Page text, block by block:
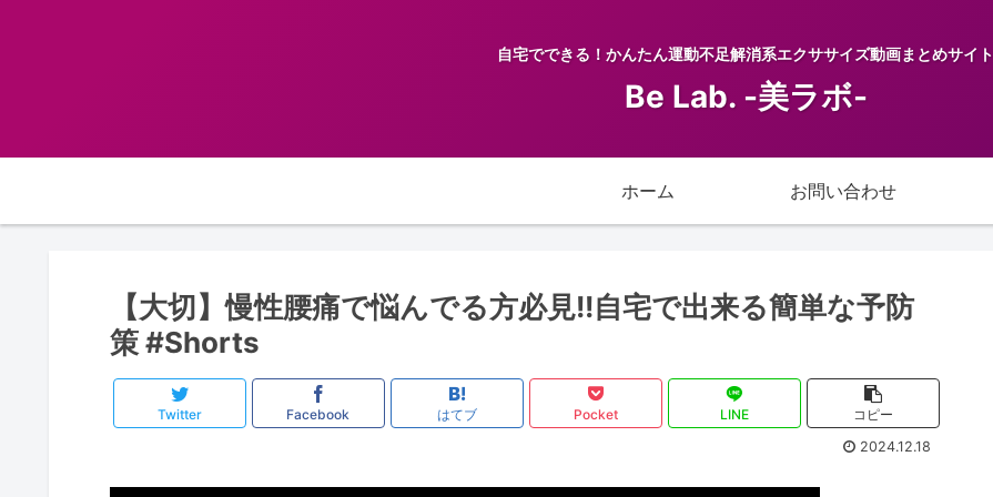
自宅でできる！かんたん運動不足解消系エクササイズ動画まとめサイト
Be Lab. -美ラボ-
ホーム お問い合わせ
【大切】慢性腰痛で悩んでる方必見!!自宅で出来る簡単な予防
策 #Shorts
Twitter Facebook はてブ Pocket LINE
コピー
2024.12.18